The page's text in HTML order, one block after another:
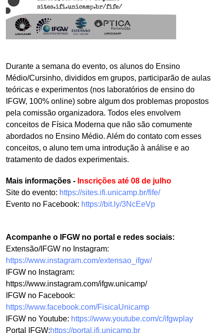
Durante a semana do evento, os alunos do Ensino
Médio/Cursinho, divididos em grupos, participarão de aulas
teóricas e experimentos (nos laboratórios de ensino do
IFGW, 100% online) sobre algum dos problemas propostos
pela comissão organizadora. Todos eles envolvem
conceitos de Física Moderna que não são comumente
abordados no Ensino Médio. Além do contato com esses
conceitos, o aluno tem uma introdução à análise e ao
tratamento de dados experimentais.
Mais informações - Inscrições até 08 de julho
Site do evento: https://sites.ifi.unicamp.br/fife/
Evento no Facebook: https://bit.ly/3NcEeVp
Acompanhe o IFGW no portal e redes sociais:
Extensão/IFGW no Instagram:
https://www.instagram.com/extensao_ifgw/
IFGW no Instagram:
https://www.instagram.com/ifgw.unicamp/
IFGW no Facebook:
https://www.facebook.com/FisicaUnicamp
IFGW no Youtube: https://www.youtube.com/c/ifgwplay
Portal IFGW:https://portal.ifi.unicamp.br